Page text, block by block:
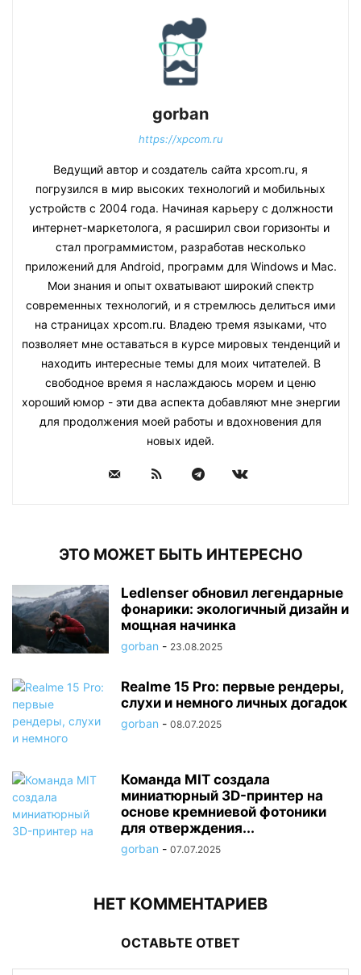
gorban
https://xpcom.ru
Ведущий автор и создатель сайта xpcom.ru, я
погрузился в мир высоких технологий и мобильных
устройств с 2004 года. Начиная карьеру с должности
интернет-маркетолога, я расширил свои горизонты и
стал программистом, разработав несколько
приложений для Android, программ для Windows и Mac.
Мои знания и опыт охватывают широкий спектр
современных технологий, и я стремлюсь делиться ими
на страницах xpcom.ru. Владею тремя языками, что
позволяет мне оставаться в курсе мировых тенденций и
находить интересные темы для моих читателей. В
свободное время я наслаждаюсь морем и ценю
хороший юмор - эти два аспекта добавляют мне энергии
для продолжения моей работы и вдохновения для
новых идей.
ЭТО МОЖЕТ БЫТЬ ИНТЕРЕСНО
Ledlenser обновил легендарные
фонарики: экологичный дизайн и
мощная начинка
gorban - 23.08.2025
Realme 15 Pro: первые рендеры,
слухи и немного личных догадок
gorban - 08.07.2025
Команда MIT создала
миниатюрный 3D-принтер на
основе кремниевой фотоники
для отверждения...
gorban - 07.07.2025
НЕТ КОММЕНТАРИЕВ
ОСТАВЬТЕ ОТВЕТ